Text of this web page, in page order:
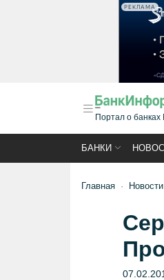
РЕКЛАМА
Портал о банках
БАНКИ
Главная Новости